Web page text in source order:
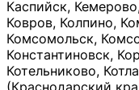
Каспийск,
Ковров, Колпино,
Комсомольск,
Константиновск,
Котельниково,
(Краснодарский